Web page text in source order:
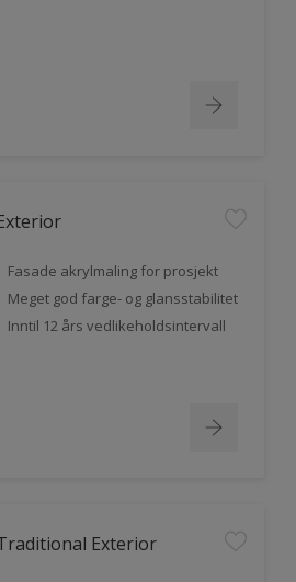
Fasade akrylmaling for prosjekt
Meget god farge- og glansstabilitet
Inntil 12 års vedlikeholdsintervall
Exterior